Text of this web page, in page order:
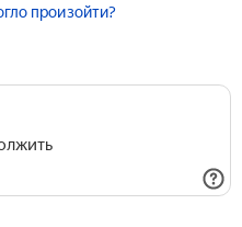
произойти?